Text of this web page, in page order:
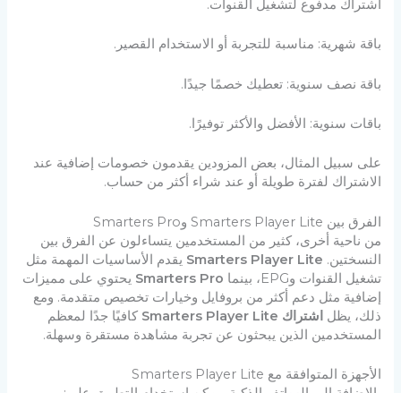
اشتراك مدفوع لتشغيل القنوات.
باقة شهرية: مناسبة للتجربة أو الاستخدام القصير.
باقة نصف سنوية: تعطيك خصمًا جيدًا.
باقات سنوية: الأفضل والأكثر توفيرًا.
على سبيل المثال، بعض المزودين يقدمون خصومات إضافية عند
الاشتراك لفترة طويلة أو عند شراء أكثر من حساب.
الفرق بين Smarters Player Lite وSmarters Pro
من ناحية أخرى، كثير من المستخدمين يتساءلون عن الفرق بين
النسختين. Smarters Player Lite يقدم الأساسيات المهمة مثل
تشغيل القنوات وEPG، بينما
Smarters Pro يحتوي على مميزات
إضافية مثل دعم أكثر من بروفايل وخيارات تخصيص متقدمة. ومع
ذلك، يظل اشتراك Smarters Player Lite
كافيًا جدًا لمعظم
المستخدمين الذين يبحثون عن تجربة مشاهدة مستقرة وسهلة.
الأجهزة المتوافقة مع Smarters Player Lite